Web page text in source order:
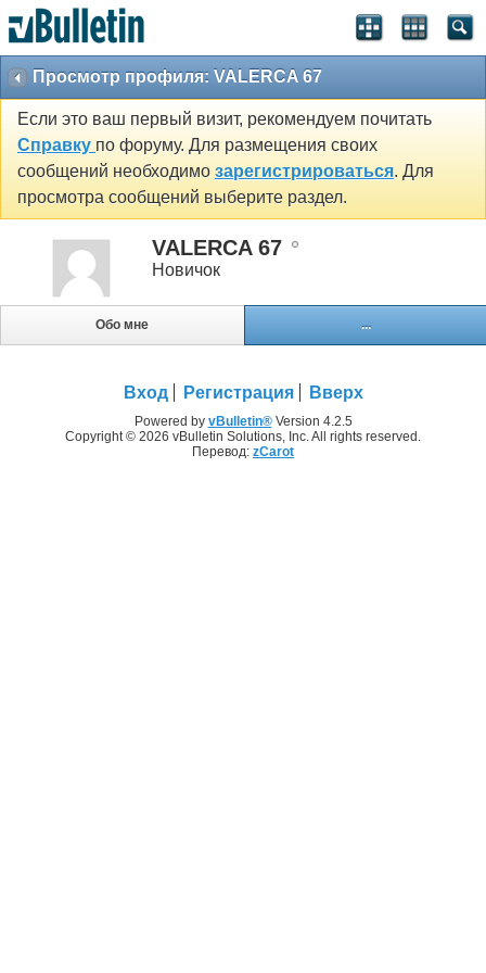
Просмотр профиля: VALERCA 67
Если это ваш первый визит, рекомендуем почитать
Справку по форуму. Для размещения своих
сообщений необходимо зарегистрироваться. Для
просмотра сообщений выберите раздел.
VALERCA 67
Новичок
Обо мне ...
Вход Регистрация Вверх
Powered by vBulletin®Version 4.2.5
Copyright © 2026 vBulletin Solutions, Inc. All rights reserved.
Перевод: zCarot